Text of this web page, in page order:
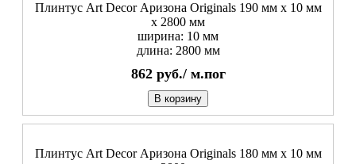
Плинтус Art Decor Аризона Originals 190 мм х 10 мм
х 2800 мм
ширина: 10 мм
длина: 2800 мм
862 руб./ м.пог
В корзину
Плинтус Art Decor Аризона Originals 180 мм х 10 мм